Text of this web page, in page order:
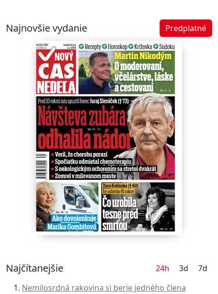
Najnovšie vydanie Predplatné
Najčítanejšie 24h 3d
7d
Nemilosrdná rakovina si berie jedného člena